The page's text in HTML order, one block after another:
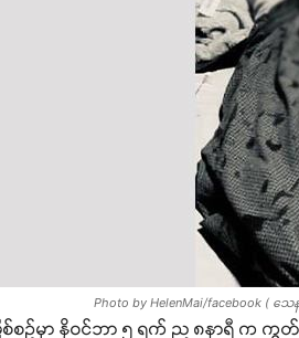
Photo by HelenMai/facebook
ြစ်စဉ်မှာ နိုဝင်ဘာ ၅ ရက် ည ၈နာရီ က ကွ